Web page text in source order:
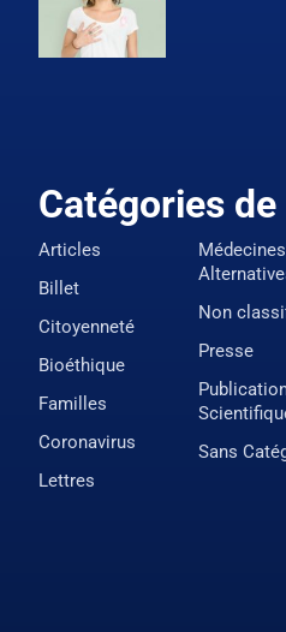
Catégories
Articles
Billet
Citoyenneté
Bioéthique
Familles
Coronavirus
Lettres
Médecines
Non
Presse
Sans